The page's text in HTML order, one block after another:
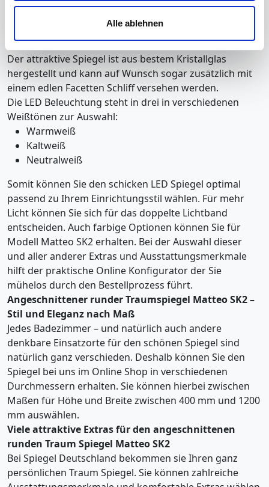
zu den genannten Zwecken ein.
unter "Cookies" Ihre getroffene Auswahl anpassen. Durch
den Widerruf der Einwilligung wird die vorherige
Verarbeitung nicht berührt.
Impressum|Datenschutz
Alle ablehnen
indirekt, d.h. die dahinterliegende Wand wird
wunderschön angeleuchtet.
Der attraktive Spiegel ist aus bestem Kristallglas
hergestellt und kann auf Wunsch sogar zusätzlich mit
einem edlen Facetten Schliff versehen werden.
Die LED Beleuchtung steht in drei in verschiedenen
Weißtönen zur Auswahl:
Warmweiß
Kaltweiß
Neutralweiß
Somit können Sie den schicken LED Spiegel optimal
passend zu Ihrem Einrichtungsstil wählen. Für mehr
Licht können Sie sich für das doppelte Lichtband
entscheiden. Auch farbige Optionen können Sie für
Modell Matteo SK2 erhalten. Bei der Auswahl dieser
und aller anderer Extras und Ausstattungsmerkmale
hilft der praktische Online Konfigurator der Sie
mühelos durch den Bestellprozess führt.
Angeschnittener runder Traumspiegel Matteo SK2 –
Stil und Eleganz nach Maß
Jedes Badezimmer – und natürlich auch andere
denkbare Einsatzorte für den schönen Spiegel sind
natürlich ganz verschieden. Deshalb können Sie den
Spiegel bei uns im Online Shop in verschiedenen
Durchmessern erhalten. Sie können hierbei zwischen
Maßen für Höhe und Breite zwischen 400 mm und 1200
mm auswählen.
Viele attraktive Extras für den angeschnittenen
runden Traum Spiegel Matteo SK2
Bei Spiegel Deutschland bekommen sie Ihren ganz
persönlichen Traum Spiegel. Sie können zahlreiche